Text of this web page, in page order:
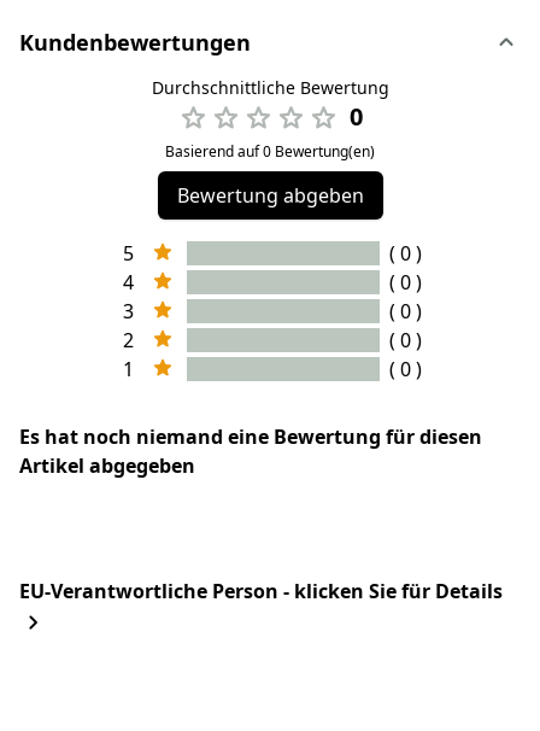
Kundenbewertungen
Durchschnittliche Bewertung
0
Basierend auf 0 Bewertung(en)
Bewertung abgeben
5
( 0 )
4
( 0 )
3
( 0 )
2
( 0 )
1
( 0 )
Es hat noch niemand eine Bewertung für diesen
Artikel abgegeben
EU-Verantwortliche Person - klicken Sie für Details